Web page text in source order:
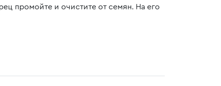
промойте и очистите от семян. На его